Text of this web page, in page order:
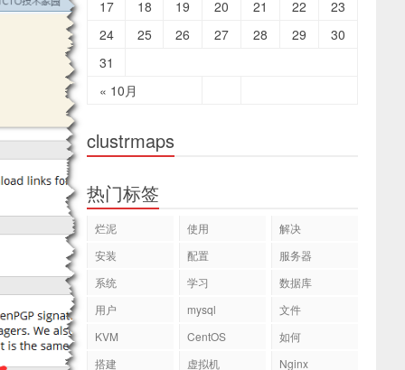
« 10月
17 18 19 20 21 22
23
24
25 26 27 28 29
30
31
clustrmaps
热门标签
烂泥 使用
解决
安装
配置
服务器
系统
学习
数据库
用户
mysql
文件
KVM
CentOS
如何
搭建
虚拟机
Nginx